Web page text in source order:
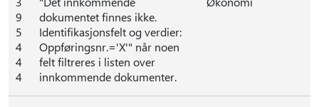
9
5
4
4
4
dokumentet finnes ikke.
Identifikasjonsfelt og verdier:
Oppføringsnr.='X'" når noen
felt filtreres i listen over
innkommende dokumenter.